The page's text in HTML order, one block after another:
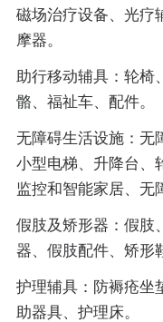
磁场治疗设备、光疗
摩器。
助行移动辅具：轮椅
骼、福祉车、配件。
无障碍生活设施：无
小型电梯、升降台、
监控和智能家居、无
假肢及矫形器：假肢
器、假肢配件、矫形
护理辅具：防褥疮坐
助器具、护理床。